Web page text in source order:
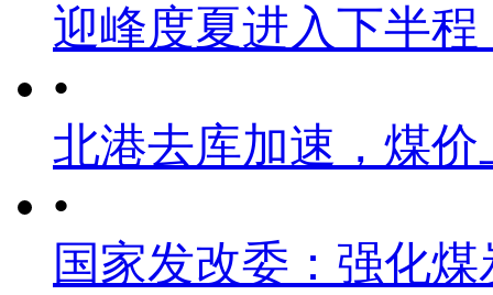
迎峰度夏进入下半
•
北港去库加速，煤
•
国家发改委：强化